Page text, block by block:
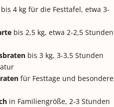
4 kg für die Festtafel, etwa 3-
bis 2,5 kg, etwa 2-2,5 Stunden
bis 3 kg, 3-3,5 Stunden
für Festtage und besondere
in Familiengröße, 2-3 Stunden